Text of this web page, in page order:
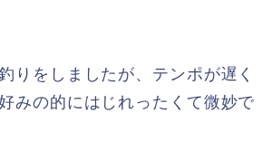
りをしましたが、テンポが遅く
みの的にはじれったくて微妙で